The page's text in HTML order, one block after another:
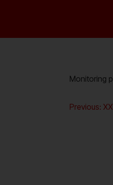
Monitoring
Previous: